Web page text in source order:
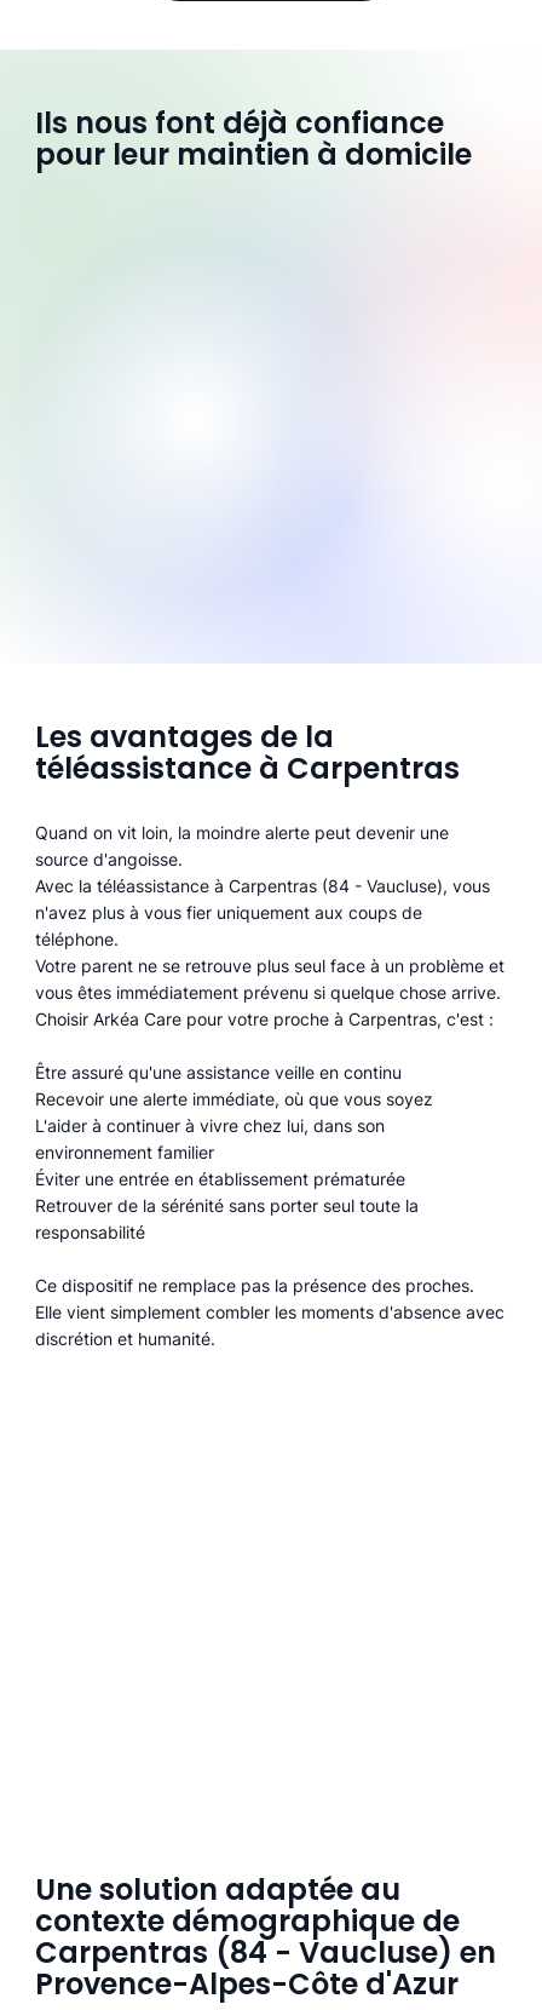
Ils nous font déjà confiance
pour leur maintien à domicile
Les avantages de la
téléassistance à Carpentras
Quand on vit loin, la moindre alerte peut devenir une
source d'angoisse.
Avec la téléassistance à Carpentras (84 - Vaucluse), vous
n'avez plus à vous fier uniquement aux coups de
téléphone.
Votre parent ne se retrouve plus seul face à un problème et
vous êtes immédiatement prévenu si quelque chose arrive.
Choisir Arkéa Care pour votre proche à Carpentras, c'est :
Être assuré qu'une assistance veille en continu
Recevoir une alerte immédiate, où que vous soyez
L'aider à continuer à vivre chez lui, dans son
environnement familier
Éviter une entrée en établissement prématurée
Retrouver de la sérénité sans porter seul toute la
responsabilité
Ce dispositif ne remplace pas la présence des proches.
Elle vient simplement combler les moments d'absence avec
discrétion et humanité.
Une solution adaptée au
contexte démographique de
Carpentras (84 - Vaucluse) en
Provence-Alpes-Côte d'Azur